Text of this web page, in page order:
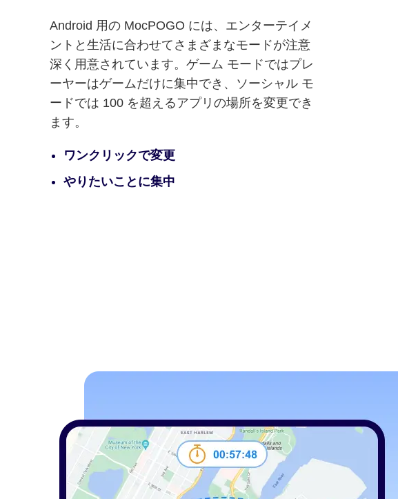
Android 用の MocPOGO には、エンターテイメ
ントと生活に合わせてさまざまなモードが注意
深く用意されています。ゲーム モードではプレ
ーヤーはゲームだけに集中でき、ソーシャル モ
ードでは 100 を超えるアプリの場所を変更でき
ます。
ワンクリックで変更
やりたいことに集中